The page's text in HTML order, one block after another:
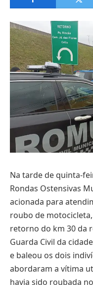
Na tarde de quinta-
Rondas Ostensivas
acionada para
roubo de
retorno do km 30 da
Guarda Civil da
e baleou os dois
abordaram a vítima
havia sido roubada